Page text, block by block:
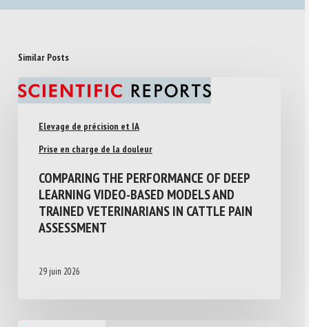
Similar Posts
Elevage de précision et IA
Prise en charge de la douleur
COMPARING THE PERFORMANCE OF DEEP
LEARNING VIDEO-BASED MODELS AND
TRAINED VETERINARIANS IN CATTLE PAIN
ASSESSMENT
29 juin 2026